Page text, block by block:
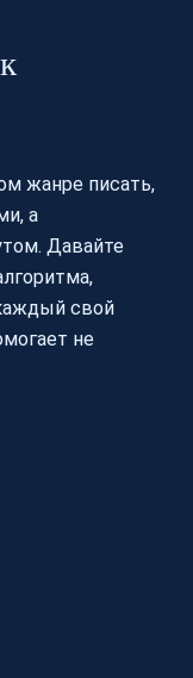
жанре писать,
а
Давайте
свой
не